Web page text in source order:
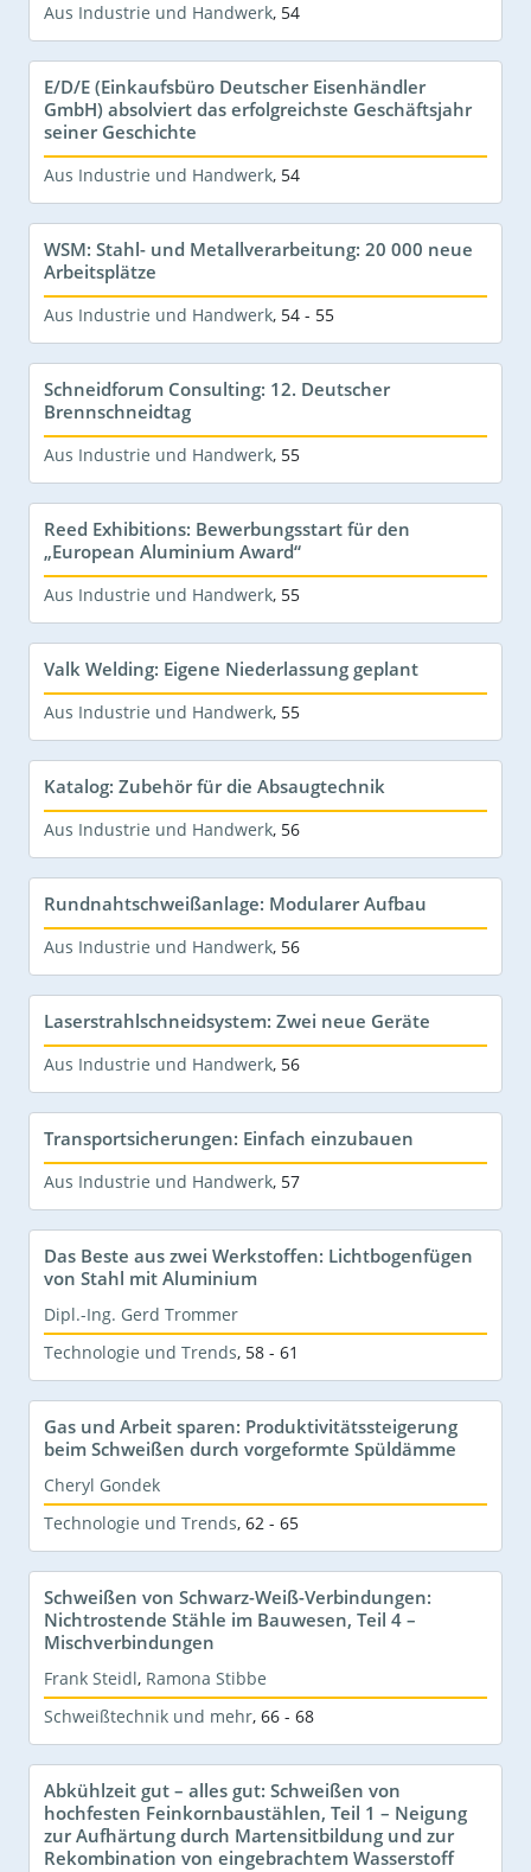
Aus Industrie und Handwerk, 54
E/D/E (Einkaufsbüro Deutscher Eisenhändler
GmbH) absolviert das erfolgreichste Geschäftsjahr
seiner Geschichte
Aus Industrie und Handwerk, 54
WSM: Stahl- und Metallverarbeitung: 20 000 neue
Arbeitsplätze
Aus Industrie und Handwerk, 54 - 55
Schneidforum Consulting: 12. Deutscher
Brennschneidtag
Aus Industrie und Handwerk, 55
Reed Exhibitions: Bewerbungsstart für den
„European Aluminium Award“
Aus Industrie und Handwerk, 55
Valk Welding: Eigene Niederlassung geplant
Aus Industrie und Handwerk, 55
Katalog: Zubehör für die Absaugtechnik
Aus Industrie und Handwerk, 56
Rundnahtschweißanlage: Modularer Aufbau
Aus Industrie und Handwerk, 56
Laserstrahlschneidsystem: Zwei neue Geräte
Aus Industrie und Handwerk, 56
Transportsicherungen: Einfach einzubauen
Aus Industrie und Handwerk, 57
Das Beste aus zwei Werkstoffen: Lichtbogenfügen
von Stahl mit Aluminium
Dipl.-Ing. Gerd Trommer
Technologie und Trends, 58 - 61
Gas und Arbeit sparen: Produktivitätssteigerung
beim Schweißen durch vorgeformte Spüldämme
Cheryl Gondek
Technologie und Trends, 62 - 65
Schweißen von Schwarz-Weiß-Verbindungen:
Nichtrostende Stähle im Bauwesen, Teil 4 –
Mischverbindungen
Frank Steidl, Ramona Stibbe
Schweißtechnik und mehr, 66 - 68
Abkühlzeit gut – alles gut: Schweißen von
hochfesten Feinkornbaustählen, Teil 1 – Neigung
zur Aufhärtung durch Martensitbildung und zur
Rekombination von eingebrachtem Wasserstoff